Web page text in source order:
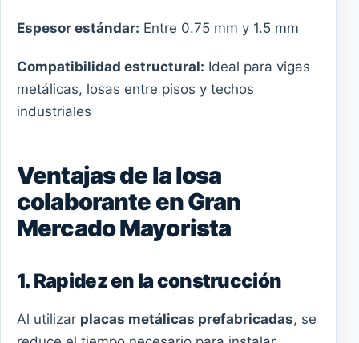
Espesor estándar: Entre 0.75 mm y 1.5 mm
Compatibilidad estructural: Ideal para vigas
metálicas, losas entre pisos y techos
industriales
Ventajas de la losa
colaborante en Gran
Mercado Mayorista
1. Rapidez en la construcción
Al utilizar placas metálicas prefabricadas, se